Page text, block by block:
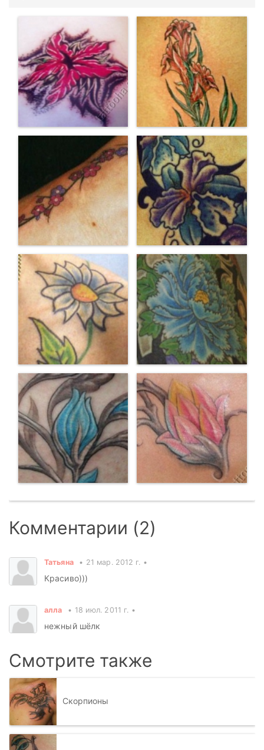
Комментарии (2)
Татьяна 21 мар. 2012 г.
Красиво)))
алла 18 июл. 2011 г.
нежный шёлк
Смотрите также
Скорпионы